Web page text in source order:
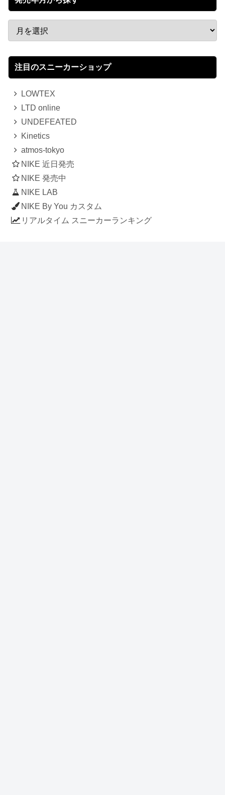
注目のスニーカーショップ
LOWTEX
LTD online
UNDEFEATED
Kinetics
atmos-tokyo
NIKE 近日発売
NIKE 発売中
NIKE LAB
NIKE By You カスタム
リアルタイム スニーカーランキング